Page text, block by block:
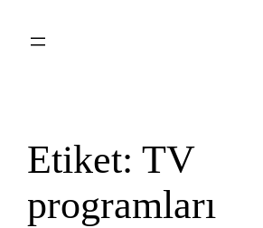
Etiket:TV
programları